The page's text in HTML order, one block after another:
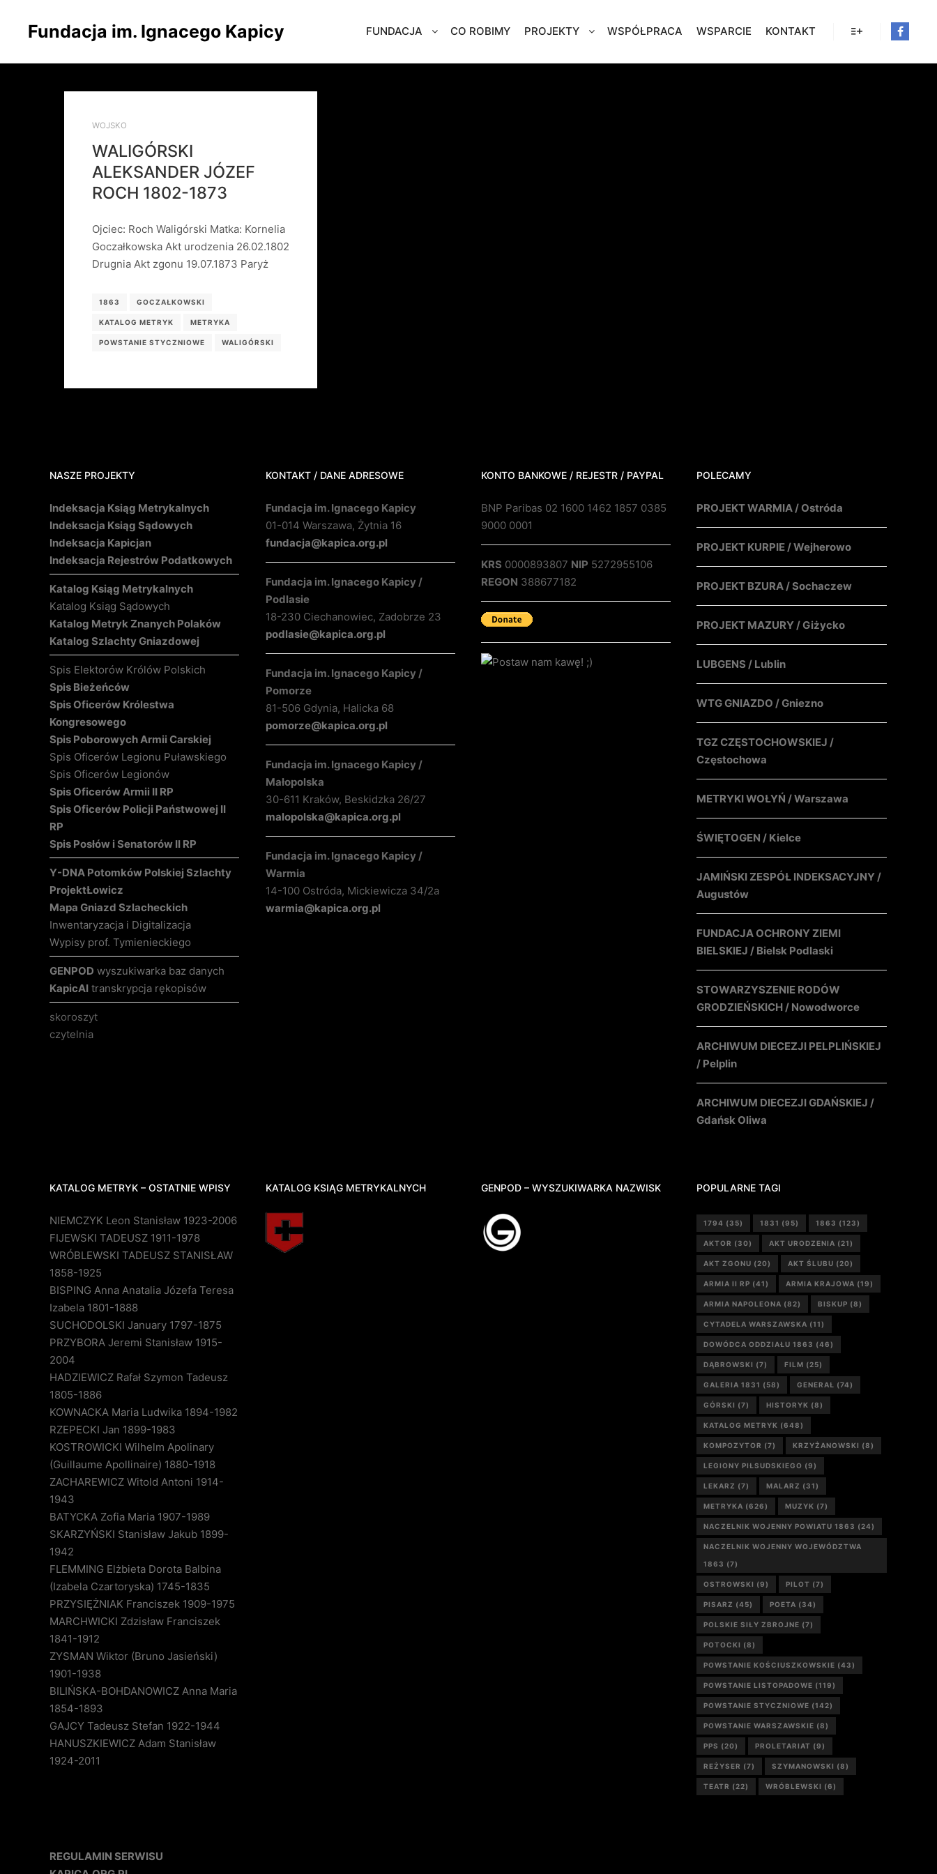
Fundacja im. Ignacego Kapicy FUNDACJA CO ROBIMY PROJEKTY WSPÓŁPRACA WSPARCIE KONTAKT
WOJSKO
WALIGÓRSKI
ALEKSANDER JÓZEF
ROCH 1802-1873
Ojciec: Roch Waligórski Matka: Kornelia
Goczałkowska Akt urodzenia 26.02.1802
Drugnia Akt zgonu 19.07.1873 Paryż
1863 GOCZAŁKOWSKI
KATALOG METRYK METRYKA
POWSTANIE STYCZNIOWE WALIGÓRSKI
NASZE PROJEKTY
Indeksacja Ksiąg Metrykalnych
Indeksacja Ksiąg Sądowych
Indeksacja Kapicjan
Indeksacja Rejestrów Podatkowych
Katalog Ksiąg Metrykalnych
Katalog Ksiąg Sądowych
Katalog Metryk Znanych Polaków
Katalog Szlachty Gniazdowej
Spis Elektorów Królów Polskich
Spis Bieżeńców
Spis Oficerów Królestwa
Kongresowego
Spis Poborowych Armii Carskiej
Spis Oficerów Legionu Puławskiego
Spis Oficerów Legionów
Spis Oficerów Armii II RP
Spis Oficerów Policji Państwowej II
RP
Spis Posłów i Senatorów II RP
Y-DNA Potomków Polskiej Szlachty
ProjektŁowicz
Mapa Gniazd Szlacheckich
Inwentaryzacja i Digitalizacja
Wypisy prof. Tymienieckiego
GENPOD wyszukiwarka baz danych
KapicAI transkrypcja rękopisów
skoroszyt
czytelnia
KONTAKT / DANE ADRESOWE
Fundacja im. Ignacego Kapicy
01-014 Warszawa, Żytnia 16
fundacja@kapica.org.pl
Fundacja im. Ignacego Kapicy /
Podlasie
18-230 Ciechanowiec, Zadobrze 23
podlasie@kapica.org.pl
Fundacja im. Ignacego Kapicy /
Pomorze
81-506 Gdynia, Halicka 68
pomorze@kapica.org.pl
Fundacja im. Ignacego Kapicy /
Małopolska
30-611 Kraków, Beskidzka 26/27
malopolska@kapica.org.pl
Fundacja im. Ignacego Kapicy /
Warmia
14-100 Ostróda, Mickiewicza 34/2a
warmia@kapica.org.pl
KONTO BANKOWE / REJESTR / PAYPAL
BNP Paribas 02 1600 1462 1857 0385
9000 0001
KRS 0000893807 NIP 5272955106
REGON 388677182
POLECAMY
PROJEKT WARMIA / Ostróda
PROJEKT KURPIE / Wejherowo
PROJEKT BZURA / Sochaczew
PROJEKT MAZURY / Giżycko
LUBGENS / Lublin
WTG GNIAZDO / Gniezno
TGZ CZĘSTOCHOWSKIEJ /
Częstochowa
METRYKI WOŁYŃ / Warszawa
ŚWIĘTOGEN / Kielce
JAMIŃSKI ZESPÓŁ INDEKSACYJNY /
Augustów
FUNDACJA OCHRONY ZIEMI
BIELSKIEJ / Bielsk Podlaski
STOWARZYSZENIE RODÓW
GRODZIEŃSKICH / Nowodworce
ARCHIWUM DIECEZJI PELPLIŃSKIEJ
/ Pelplin
ARCHIWUM DIECEZJI GDAŃSKIEJ /
Gdańsk Oliwa
KATALOG METRYK – OSTATNIE WPISY
NIEMCZYK Leon Stanisław 1923-2006
FIJEWSKI TADEUSZ 1911-1978
WRÓBLEWSKI TADEUSZ STANISŁAW
1858-1925
BISPING Anna Anatalia Józefa Teresa
Izabela 1801-1888
SUCHODOLSKI January 1797-1875
PRZYBORA Jeremi Stanisław 1915-
2004
HADZIEWICZ Rafał Szymon Tadeusz
1805-1886
KOWNACKA Maria Ludwika 1894-1982
RZEPECKI Jan 1899-1983
KOSTROWICKI Wilhelm Apolinary
(Guillaume Apollinaire) 1880-1918
ZACHAREWICZ Witold Antoni 1914-
1943
BATYCKA Zofia Maria 1907-1989
SKARZYŃSKI Stanisław Jakub 1899-
1942
FLEMMING Elżbieta Dorota Balbina
(Izabela Czartoryska) 1745-1835
PRZYSIĘŻNIAK Franciszek 1909-1975
MARCHWICKI Zdzisław Franciszek
1841-1912
ZYSMAN Wiktor (Bruno Jasieński)
1901-1938
BILIŃSKA-BOHDANOWICZ Anna Maria
1854-1893
GAJCY Tadeusz Stefan 1922-1944
HANUSZKIEWICZ Adam Stanisław
1924-2011
KATALOG KSIĄG METRYKALNYCH GENPOD – WYSZUKIWARKA NAZWISK POPULARNE TAGI
1794 (35) 1831 (95) 1863 (123)
AKTOR (30) AKT URODZENIA (21)
AKT ZGONU (20) AKT ŚLUBU (20)
ARMIA II RP (41) ARMIA KRAJOWA (19)
ARMIA NAPOLEONA (82) BISKUP (8)
CYTADELA WARSZAWSKA (11)
DOWÓDCA ODDZIAŁU 1863 (46)
DĄBROWSKI (7) FILM (25)
GALERIA 1831 (58) GENERAŁ (74)
GÓRSKI (7) HISTORYK (8)
KATALOG METRYK (648)
KOMPOZYTOR (7) KRZYŻANOWSKI (8)
LEGIONY PIŁSUDSKIEGO (9)
LEKARZ (7) MALARZ (31)
METRYKA (626) MUZYK (7)
NACZELNIK WOJENNY POWIATU 1863 (24)
NACZELNIK WOJENNY WOJEWÓDZTWA
1863 (7)
OSTROWSKI (9) PILOT (7)
PISARZ (45) POETA (34)
POLSKIE SIŁY ZBROJNE (7)
POTOCKI (8)
POWSTANIE KOŚCIUSZKOWSKIE (43)
POWSTANIE LISTOPADOWE (119)
POWSTANIE STYCZNIOWE (142)
POWSTANIE WARSZAWSKIE (8)
PPS (20) PROLETARIAT (9)
REŻYSER (7) SZYMANOWSKI (8)
TEATR (22) WRÓBLEWSKI (6)
REGULAMIN SERWISU